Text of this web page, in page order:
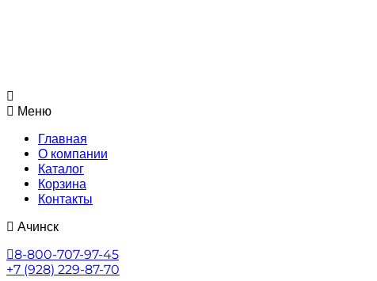
Меню
Главная
О компании
Каталог
Корзина
Контакты
Ачинск
8-800-707-97-45
+7 (928) 229-87-70